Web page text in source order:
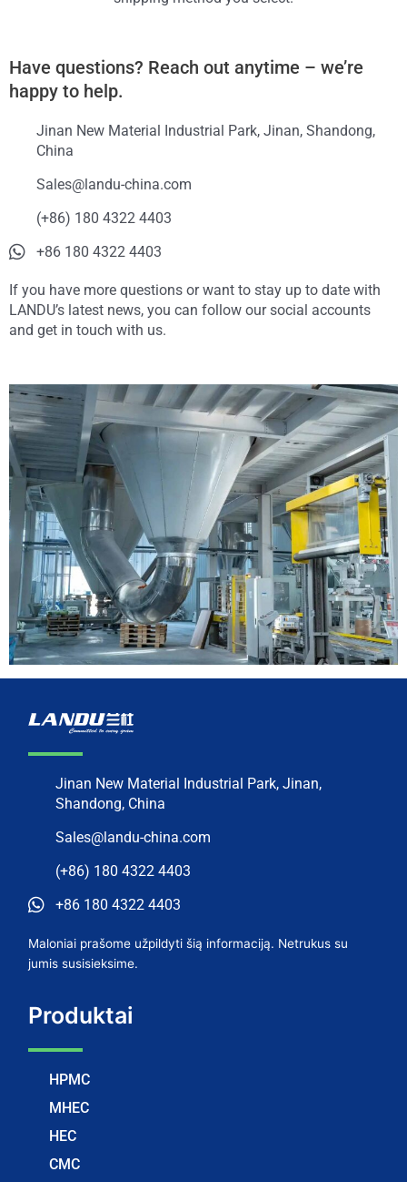
Have questions? Reach out anytime – we’re
happy to help.
Jinan New Material Industrial Park, Jinan, Shandong,
China
Sales@landu-china.com
(+86) 180 4322 4403
+86 180 4322 4403
If you have more questions or want to stay up to date with
LANDU’s latest news, you can follow our social accounts
and get in touch with us.
Jinan New Material Industrial Park, Jinan,
Shandong, China
Sales@landu-china.com
(+86) 180 4322 4403
+86 180 4322 4403
Maloniai prašome užpildyti šią informaciją. Netrukus su
jumis susisieksime.
Produktai
HPMC
MHEC
HEC
CMC